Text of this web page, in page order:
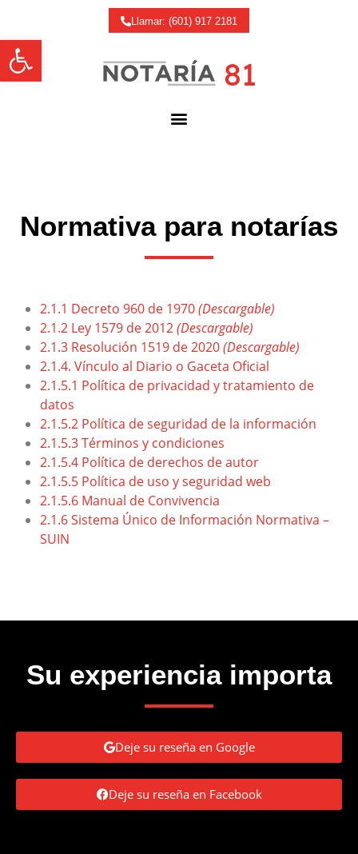
Abrir barra de herramientas
Llamar: (601) 917 2181
Normativa para notarías
2.1.1 Decreto 960 de 1970(Descargable)
2.1.2 Ley 1579 de 2012(Descargable)
2.1.3 Resolución 1519 de 2020(Descargable)
2.1.4. Vínculo al Diario o Gaceta Oficial
2.1.5.1 Política de privacidad y tratamiento de
datos
2.1.5.2 Política de seguridad de la información
2.1.5.3 Términos y condiciones
2.1.5.4 Política de derechos de autor
2.1.5.5 Política de uso y seguridad web
2.1.5.6 Manual de Convivencia
2.1.6 Sistema Único de Información Normativa –
SUIN
Su experiencia importa
Deje su reseña en Google
Deje su reseña en Facebook